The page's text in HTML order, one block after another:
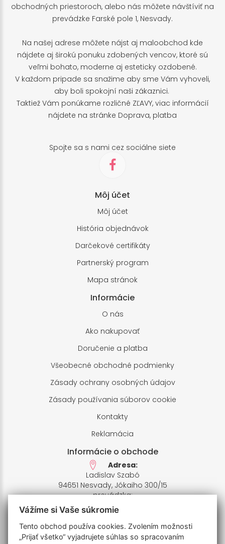
obchodných priestoroch, alebo nás môžete návštíviť na
prevádzke Farské pole 1, Nesvady.
Na našej adrese môžete nájst aj maloobchod kde
nájdete aj širokú ponuku zdobených vencov, ktoré sú
veľmi bohato, moderne aj esteticky ozdobené.
V každom pripade sa snažime aby sme Vám vyhoveli,
aby boli spokojní naši zákaznici.
Taktiež Vám ponúkame rozličné ZĽAVY, viac informácií
nájdete na stránke Doprava, platba
Spojte sa s nami cez sociálne siete
Môj účet
Môj účet
História objednávok
Darčekové certifikáty
Partnerský program
Mapa stránok
Informácie
O nás
Ako nakupovať
Doručenie a platba
Všeobecné obchodné podmienky
Zásady ochrany osobných údajov
Zásady používania súborov cookie
Kontakty
Reklamácia
Informácie o obchode
Adresa:
Ladislav Szabó
94651 Nesvady, Jókaiho 300/15
prevádzka:
94651 Nesvady,Farské pole 1
IČO: 33658412,
IČ DPH: SK1020426935
Bankový účet:
Vážíme si Vaše súkromie
Tento obchod používa cookies. Zvolením možnosti
„Prijať všetko“ vyjadrujete súhlas so spracovaním